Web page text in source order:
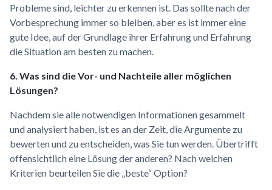
Probleme sind, leichter zu erkennen ist. Das sollte nach der
Vorbesprechung immer so bleiben, aber es ist immer eine
gute Idee, auf der Grundlage ihrer Erfahrung und Erfahrung
die Situation am besten zu machen.
6. Was sind die Vor- und Nachteile aller möglichen
Lösungen?
Nachdem sie alle notwendigen Informationen gesammelt
und analysiert haben, ist es an der Zeit, die Argumente zu
bewerten und zu entscheiden, was Sie tun werden. Übertrifft
offensichtlich eine Lösung der anderen? Nach welchen
Kriterien beurteilen Sie die „beste“ Option?